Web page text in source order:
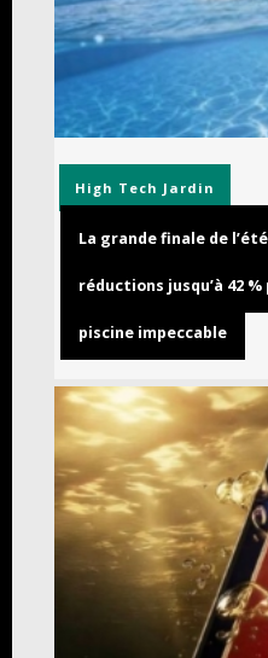
High Tech Jardin
La grande finale de
réductions jusqu’à 42
piscine impeccable